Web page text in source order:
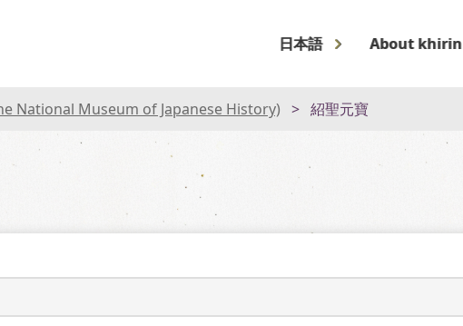
日本語 About khirin
National Museum of Japanese History) 紹聖元寶